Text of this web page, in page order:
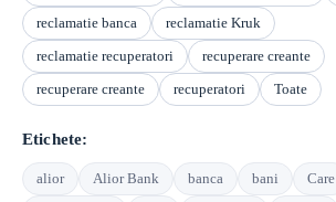
reclamatie banca
reclamatie Kruk
reclamatie recuperatori
recuperare creante
recuperare creante
recuperatori Toate
Etichete:
alior Alior Bank banca bani
Care